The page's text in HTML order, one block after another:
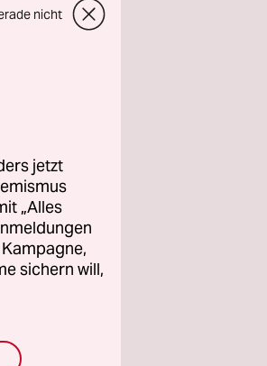
nicht
jetzt
„Alles
sichern will,